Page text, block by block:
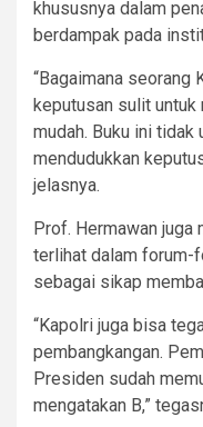
khususnya dalam
berdampak pada
“Bagaimana seorang
keputusan sulit
mudah. Buku ini tidak
mendudukkan
jelasnya.
Prof. Hermawan juga
terlihat dalam forum-
sebagai sikap
“Kapolri juga bisa
pembangkangan.
Presiden sudah
mengatakan B,”